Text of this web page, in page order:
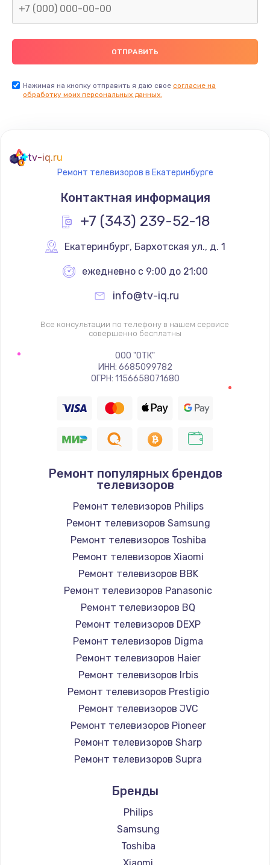
400 руб.
Не реагирует на кнопки
Не сопряжается с устройством
Заказать
1400 руб.
Заказать
Восстановление цепи питания, пайка
880 руб.
Заказать
Программный ремонт/прошивка
390 руб.
Заказать
Замена Bluetooth/Wi-Fi модуля
800 руб.
Заказать
Замена картридера
890 руб.
Заказать
Замена микросхемы NFC
1100 руб.
Заказать
Замена шим-контроллера
3900 руб.
Заказать
Настройка Wi-Fi
1030 руб.
Заказать
Нажимая на кнопку отправить я даю свое согласие на
обработку моих персональных данных.
tv-iq.ru
Ремонт телевизоров в Екатеринбурге
Контактная информация
+7 (343) 239-52-18
Екатеринбург, Бархотская ул., д. 1
ежедневно с 9:00 до 21:00
info@tv-iq.ru
Все консультации по телефону в нашем сервисе
совершенно бесплатны
ООО "ОТК"
ИНН: 6685099782
ОГРН: 1156658071680
Ремонт популярных брендов
телевизоров
Ремонт телевизоров Philips
Ремонт телевизоров Samsung
Ремонт телевизоров Toshiba
Ремонт телевизоров Xiaomi
Ремонт телевизоров BBK
Ремонт телевизоров Panasonic
Ремонт телевизоров BQ
Ремонт телевизоров DEXP
Ремонт телевизоров Digma
Ремонт телевизоров Haier
Ремонт телевизоров Irbis
Ремонт телевизоров Prestigio
Ремонт телевизоров JVC
Ремонт телевизоров Pioneer
Ремонт телевизоров Sharp
Ремонт телевизоров Supra
Ремонт телевизоров Hisense
Ремонт телевизоров Daewoo
Ремонт телевизоров Centek
Ремонт телевизоров Telefunken
Ремонт телевизоров Hyundai
Бренды
Philips
Samsung
Toshiba
Xiaomi